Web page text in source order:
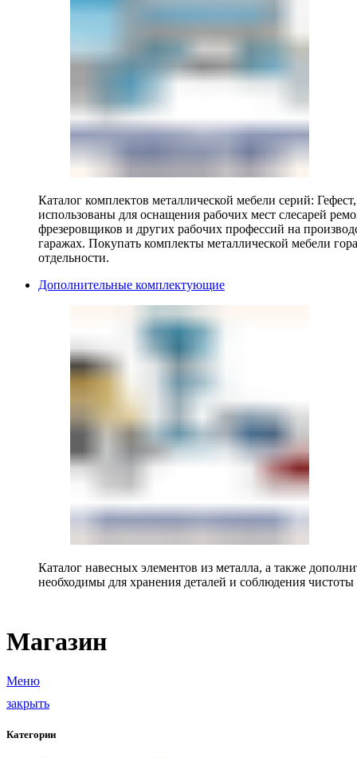
Каталог комплектов металлической мебели серий:
использованы для оснащения рабочих мест слесарей
фрезеровщиков и других рабочих профессий на
гаражах. Покупать комплекты металлической мебели
отдельности.
Дополнительные комплектующие
Каталог навесных элементов из металла, а также
необходимы для хранения деталей и соблюдения чистоты
Магазин
Меню
закрыть
Категории